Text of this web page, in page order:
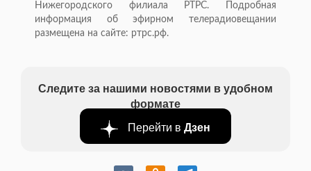
Нижегородского филиала РТРС. Подробная
информация об эфирном телерадиовещании
размещена на сайте: ртрс.рф.
Следите за нашими новостями в удобном
формате
Перейти в Дзен